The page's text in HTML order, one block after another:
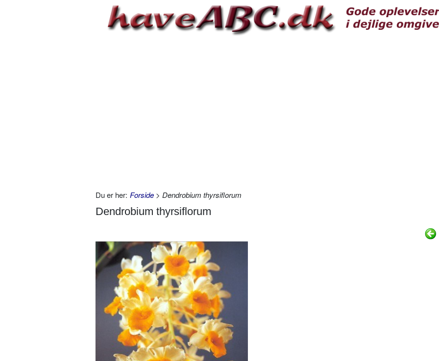
Du er her: Forside > Dendrobium thyrsiflorum
Dendrobium thyrsiflorum